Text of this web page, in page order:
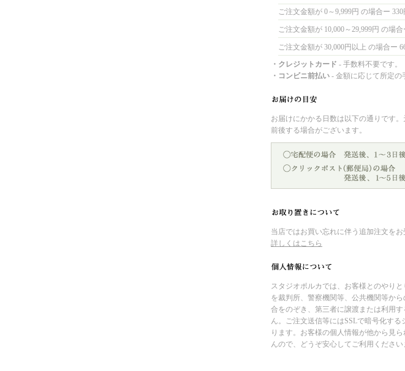
ご注文金額が 0～9,999円 の場合ー 330
ご注文金額が 10,000～29,999円 の場合
ご注文金額が 30,000円以上 の場合ー
・クレジットカード - 手数料不要です。
・コンビニ前払い - 金額に応じて所定の
お届けにかかる日数は以下の通りです
前後する場合がございます。
当店ではお買い忘れに伴う追加注文を
詳しくはこちら
スタジオポルカでは、お客様とのやり
を裁判所、警察機関等、公共機関等か
合をのぞき、第三者に譲渡または利用
ん。ご注文送信等にはSSLで暗号化する
ります。お客様の個人情報が他から見
んので、どうぞ安心してご利用ください